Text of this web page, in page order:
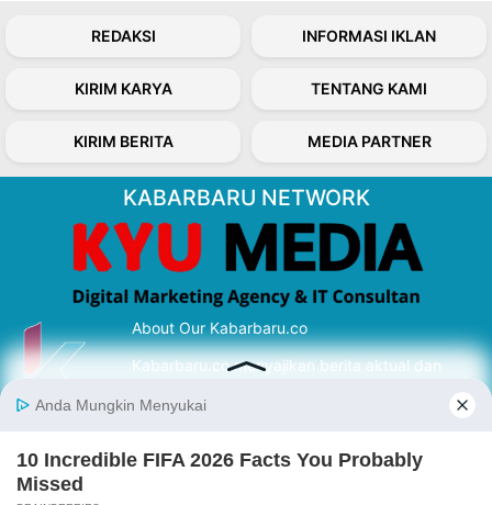
REDAKSI INFORMASI IKLAN
KIRIM KARYA TENTANG KAMI
KIRIM BERITA MEDIA PARTNER
KABARBARU NETWORK
About Our Kabarbaru.co
Kabarbaru.co menyajikan berita aktual dan
serta terverifikasi dari sumber yang tepat.
Follow Kabarbaru